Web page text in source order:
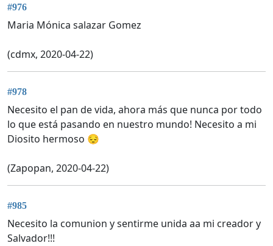
#976
Maria Mónica salazar Gomez
(cdmx, 2020-04-22)
#978
Necesito el pan de vida, ahora más que nunca por todo
lo que está pasando en nuestro mundo! Necesito a mi
Diosito hermoso 😔
(Zapopan, 2020-04-22)
#985
Necesito la comunion y sentirme unida aa mi creador y
Salvador!!!